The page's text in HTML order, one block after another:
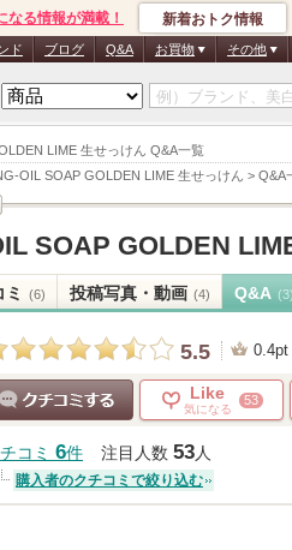
LIME 生せっけん Q&A一覧
OIL SOAP GOLDEN LIME 生せっけん > Q&A
なる情報が満載！ 新着おトク情報
ド ブログ Q&A お買物 その他
SOAP GOLDEN
(6) 投稿写真・動画 (4) Q&A (3)
5.5 0.4pt
Like
気になる
53
コミ 6件 注目人数 53人
購入者のクチコミで絞り込む